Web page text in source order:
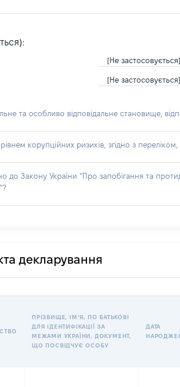
[Не застосовується]
[Не застосовується]
та особливо відповідальне становище,
корупційних ризиків, згідно з
до Закону України “Про запобігання та
декларування
ПРІЗВИЩЕ, ІМʼЯ, ПО БАТЬКОВІ
ДЛЯ ІДЕНТИФІКАЦІЇ ЗА
МЕЖАМИ УКРАЇНИ, ДОКУМЕНТ,
ЩО ПОСВІДЧУЄ ОСОБУ
ДАТА